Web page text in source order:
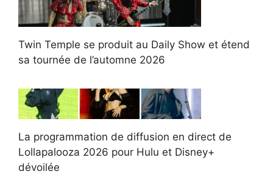
Twin Temple se produit au Daily Show et étend
sa tournée de l’automne 2026
La programmation de diffusion en direct de
Lollapalooza 2026 pour Hulu et Disney+
dévoilée